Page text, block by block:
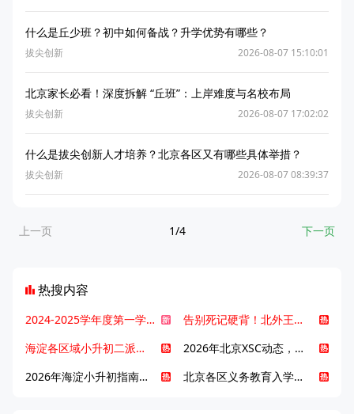
什么是丘少班？初中如何备战？升学优势有哪些？
拔尖创新 2026-08-07 15:10:01
北京家长必看！深度拆解 “丘班”：上岸难度与名校布局
拔尖创新 2026-08-07 17:02:02
什么是拔尖创新人才培养？北京各区又有哪些具体举措？
拔尖创新 2026-08-07 08:39:37
上一页 1/4 下一页
热搜内容
2024-2025学年度第一学期北京各区期末考试真题试卷汇总
告别死记硬背！北外王牌精读词汇课，帮孩子突破英语词汇难关
海淀各区域小升初二派全攻略合集！区域一至五志愿填报、升学策略详解
2026年北京XSC动态，持续更新中ing...
2026年海淀小升初指南，一文了解招生政策要点
北京各区义务教育入学咨询电话汇总，25年小升初家长提前收藏